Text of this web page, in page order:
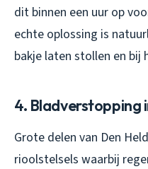
dit binnen een uur op
echte oplossing is
bakje laten stollen en bij
4. Bladverstopping
Grote delen van Den
rioolstelsels waarbij